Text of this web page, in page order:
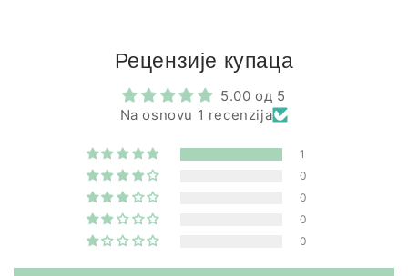
Рецензије купаца
5.00 од 5
Na osnovu 1 recenzija
1
0
0
0
0